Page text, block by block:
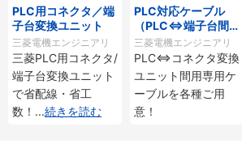
PLC用コネクタ／端
子台変換ユニット
三菱電機エンジニアリ
ング
三菱PLC用コネクタ/
端子台変換ユニット
で省配線・省工
数！ ...続きを読む
PLC対応ケーブル
（PLC⇔端子台間
接続用）
三菱電機エンジニアリ
ング
PLC⇔コネクタ変換
ユニット間用専用ケ
ーブルを各種ご用
意！